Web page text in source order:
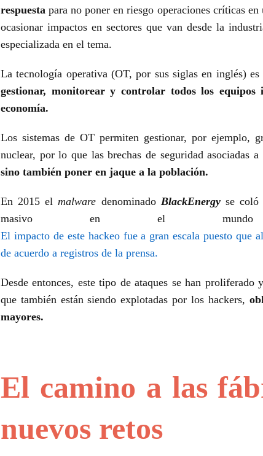
respuesta para no poner en riesgo operaciones críticas
ocasionar impactos en sectores que van desde la
especializada en el tema.
La tecnología operativa (OT, por sus siglas en inglés)
gestionar, monitorear y controlar todos los
economía.
Los sistemas de OT permiten gestionar, por ejemplo,
nuclear, por lo que las brechas de seguridad asociadas a
sino también poner en jaque a la población.
En 2015 elmalware denominado BlackEnergy se coló
masivo en el mundo
El impacto de este hackeo fue a gran escala puesto que
de acuerdo a registros de la prensa.
Desde entonces, este tipo de ataques se han
que también están siendo explotadas por los hackers,
mayores.
El camino a las
nuevos retos